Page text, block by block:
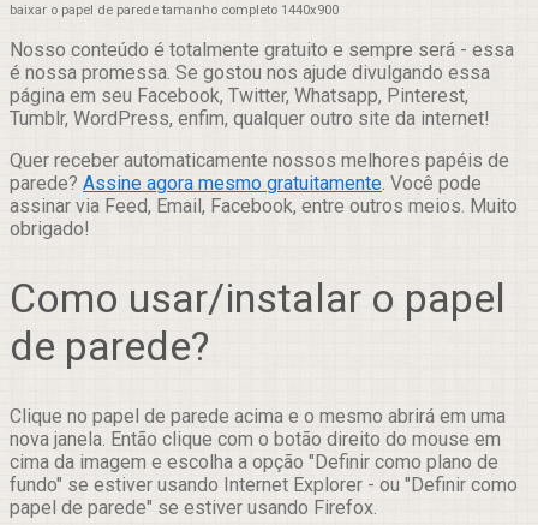
baixar o papel de parede tamanho completo 1440x900
Nosso conteúdo é totalmente gratuito e sempre será - essa
é nossa promessa. Se gostou nos ajude divulgando essa
página em seu Facebook, Twitter, Whatsapp, Pinterest,
Tumblr, WordPress, enfim, qualquer outro site da internet!
Quer receber automaticamente nossos melhores papéis de
parede? Assine agora mesmo gratuitamente. Você pode
assinar via Feed, Email, Facebook, entre outros meios. Muito
obrigado!
Como usar/instalar o papel
de parede?
Clique no papel de parede acima e o mesmo abrirá em uma
nova janela. Então clique com o botão direito do mouse em
cima da imagem e escolha a opção "Definir como plano de
fundo" se estiver usando Internet Explorer - ou "Definir como
papel de parede" se estiver usando Firefox.